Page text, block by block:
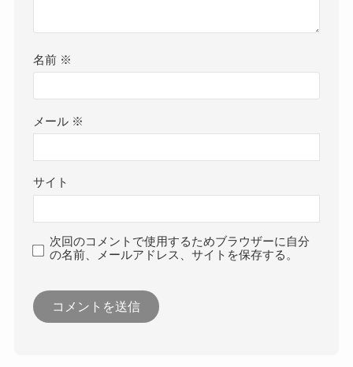
名前 ※
メール ※
サイト
次回のコメントで使用するためブラウザーに自分
の名前、メールアドレス、サイトを保存する。